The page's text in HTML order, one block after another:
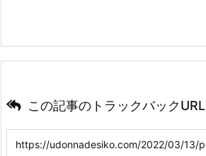
この記事のトラックバックURL